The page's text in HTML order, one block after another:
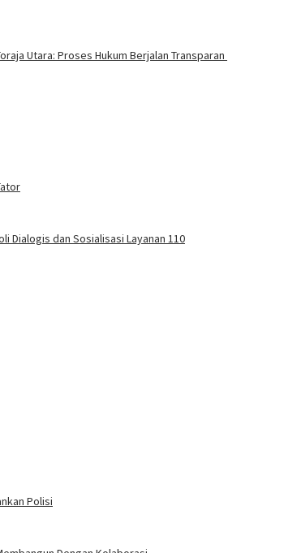
Utara: Proses Hukum Berjalan Transparan
Dialogis dan Sosialisasi Layanan 110
Polisi